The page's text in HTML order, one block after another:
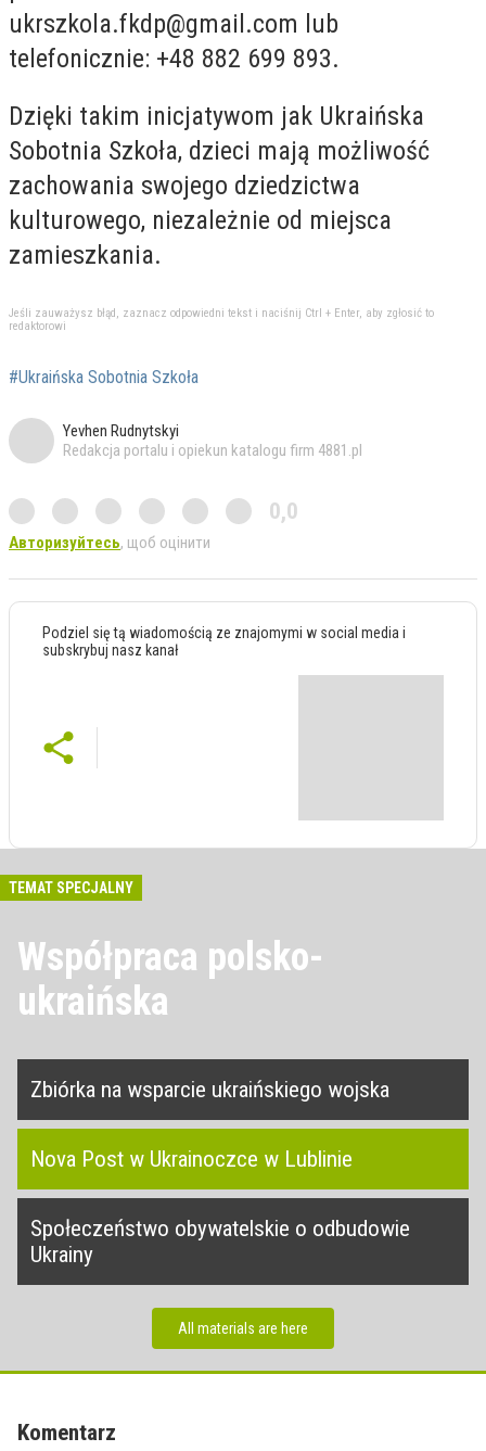
ukrszkola.fkdp@gmail.com lub
telefonicznie: +48 882 699 893.
Dzięki takim inicjatywom jak Ukraińska
Sobotnia Szkoła, dzieci mają możliwość
zachowania swojego dziedzictwa
kulturowego, niezależnie od miejsca
zamieszkania.
Jeśli zauważysz błąd, zaznacz odpowiedni tekst i naciśnij Ctrl + Enter, aby zgłosić to
redaktorowi
#Ukraińska Sobotnia Szkoła
Yevhen Rudnytskyi
Redakcja portalu i opiekun katalogu firm 4881.pl
0,0
Авторизуйтесь, щоб оцінити
Podziel się tą wiadomością ze znajomymi w social media i
subskrybuj nasz kanał
TEMAT SPECJALNY
Współpraca polsko-
ukraińska
Zbiórka na wsparcie ukraińskiego wojska
Nova Post w Ukrainoczce w Lublinie
Społeczeństwo obywatelskie o odbudowie
Ukrainy
All materials are here
Komentarz